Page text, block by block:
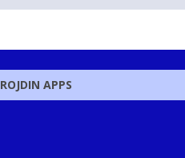
ROJDIN APPS